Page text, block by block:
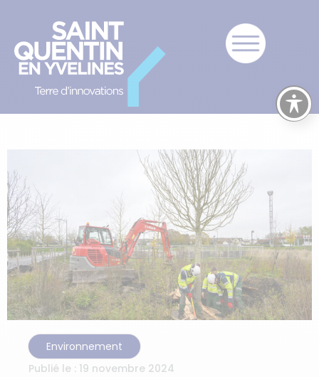
Environnement
Publié le : 19 novembre 2024